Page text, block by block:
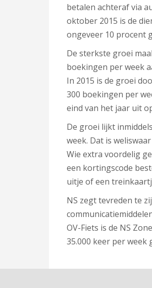
betalen achteraf via
oktober 2015 is de
ongeveer 10 procent
De sterkste groei
boekingen per week
In 2015 is de groei
300 boekingen per
eind van het jaar uit
De groei lijkt
week. Dat is
Wie extra voordelig
een kortingscode
uitje of een
NS zegt tevreden te
OV-Fiets is de NS
35.000 keer per week